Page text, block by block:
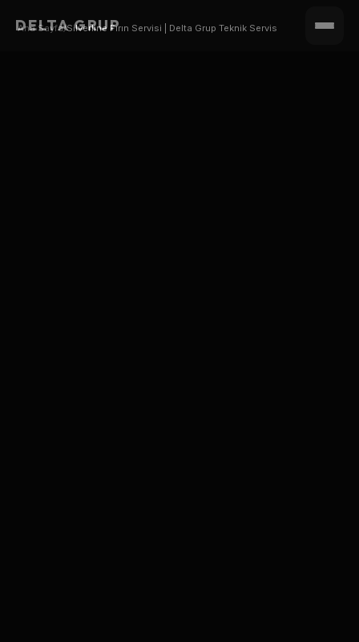
DELTA GRUP
Ana Sayfa/Silverline Fırın Servisi | Delta Grup Teknik Servis